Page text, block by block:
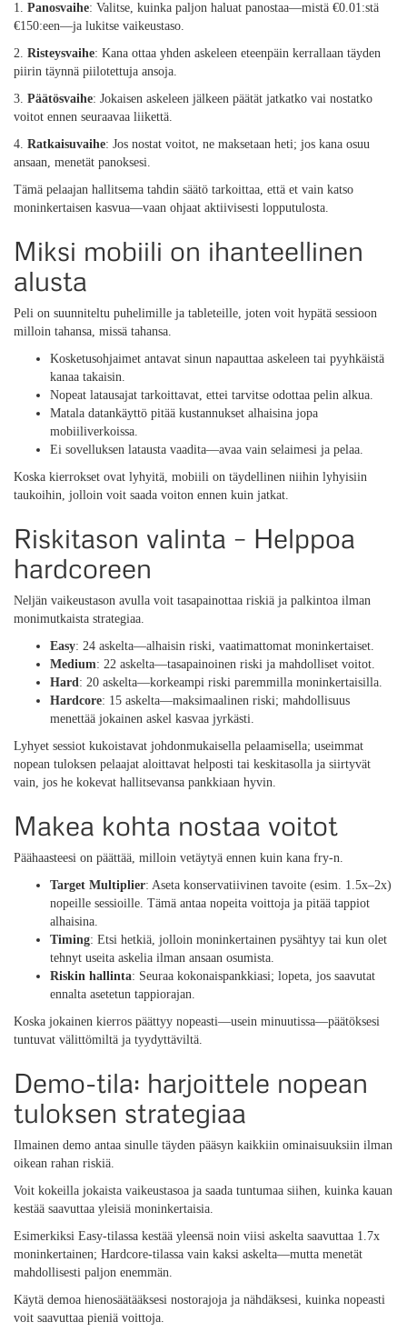
1. Panosvaihe: Valitse, kuinka paljon haluat panostaa—mistä €0.01:stä
€150:een—ja lukitse vaikeustaso.
2. Risteysvaihe: Kana ottaa yhden askeleen eteenpäin kerrallaan täyden
piirin täynnä piilotettuja ansoja.
3. Päätösvaihe: Jokaisen askeleen jälkeen päätät jatkatko vai nostatko
voitot ennen seuraavaa liikettä.
4. Ratkaisuvaihe: Jos nostat voitot, ne maksetaan heti; jos kana osuu
ansaan, menetät panoksesi.
Tämä pelaajan hallitsema tahdin säätö tarkoittaa, että et vain katso
moninkertaisen kasvua—vaan ohjaat aktiivisesti lopputulosta.
Miksi mobiili on ihanteellinen
alusta
Peli on suunniteltu puhelimille ja tableteille, joten voit hypätä sessioon
milloin tahansa, missä tahansa.
Kosketusohjaimet antavat sinun napauttaa askeleen tai pyyhkäistä
kanaa takaisin.
Nopeat latausajat tarkoittavat, ettei tarvitse odottaa pelin alkua.
Matala datankäyttö pitää kustannukset alhaisina jopa
mobiiliverkoissa.
Ei sovelluksen latausta vaadita—avaa vain selaimesi ja pelaa.
Koska kierrokset ovat lyhyitä, mobiili on täydellinen niihin lyhyisiin
taukoihin, jolloin voit saada voiton ennen kuin jatkat.
Riskitason valinta – Helppoa
hardcoreen
Neljän vaikeustason avulla voit tasapainottaa riskiä ja palkintoa ilman
monimutkaista strategiaa.
Easy: 24 askelta—alhaisin riski, vaatimattomat moninkertaiset.
Medium: 22 askelta—tasapainoinen riski ja mahdolliset voitot.
Hard: 20 askelta—korkeampi riski paremmilla moninkertaisilla.
Hardcore: 15 askelta—maksimaalinen riski; mahdollisuus
menettää jokainen askel kasvaa jyrkästi.
Lyhyet sessiot kukoistavat johdonmukaisella pelaamisella; useimmat
nopean tuloksen pelaajat aloittavat helposti tai keskitasolla ja siirtyvät
vain, jos he kokevat hallitsevansa pankkiaan hyvin.
Makea kohta nostaa voitot
Päähaasteesi on päättää, milloin vetäytyä ennen kuin kana fry‑n.
Target Multiplier: Aseta konservatiivinen tavoite (esim. 1.5x–2x)
nopeille sessioille. Tämä antaa nopeita voittoja ja pitää tappiot
alhaisina.
Timing: Etsi hetkiä, jolloin moninkertainen pysähtyy tai kun olet
tehnyt useita askelia ilman ansaan osumista.
Riskin hallinta: Seuraa kokonaispankkiasi; lopeta, jos saavutat
ennalta asetetun tappiorajan.
Koska jokainen kierros päättyy nopeasti—usein minuutissa—päätöksesi
tuntuvat välittömiltä ja tyydyttäviltä.
Demo-tila: harjoittele nopean
tuloksen strategiaa
Ilmainen demo antaa sinulle täyden pääsyn kaikkiin ominaisuuksiin ilman
oikean rahan riskiä.
Voit kokeilla jokaista vaikeustasoa ja saada tuntumaa siihen, kuinka kauan
kestää saavuttaa yleisiä moninkertaisia.
Esimerkiksi Easy-tilassa kestää yleensä noin viisi askelta saavuttaa 1.7x
moninkertainen; Hardcore-tilassa vain kaksi askelta—mutta menetät
mahdollisesti paljon enemmän.
Käytä demoa hienosäätääksesi nostorajoja ja nähdäksesi, kuinka nopeasti
voit saavuttaa pieniä voittoja.